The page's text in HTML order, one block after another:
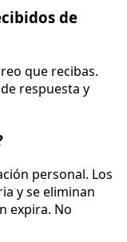
de
que recibas.
respuesta y
personal. Los
y se eliminan
expira. No